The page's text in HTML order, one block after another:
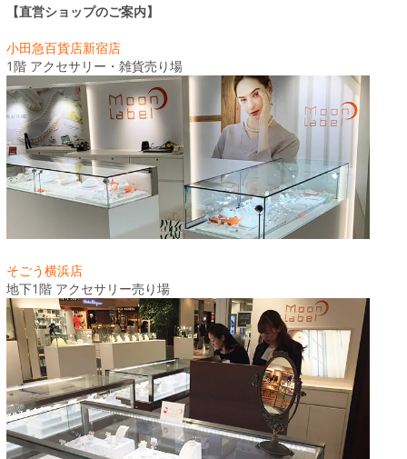
【直営ショップのご案内】
小田急百貨店新宿店
1階 アクセサリー・雑貨売り場
そごう横浜店
地下1階 アクセサリー売り場